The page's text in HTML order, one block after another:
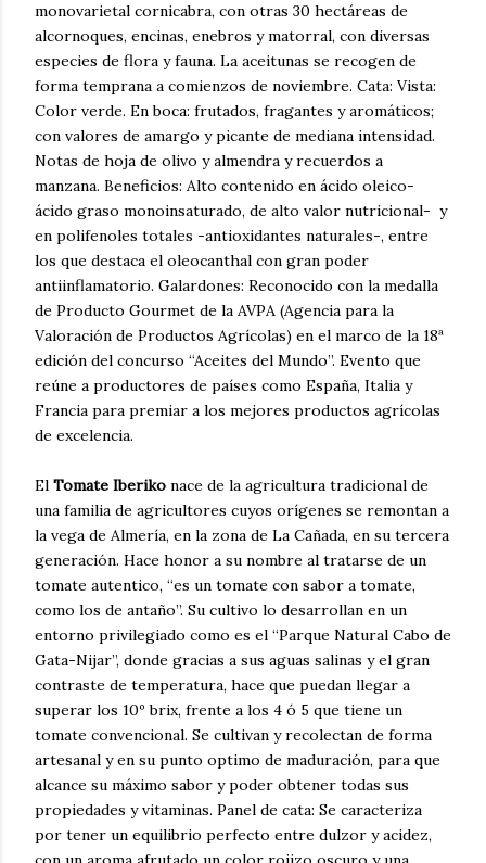
monovarietal cornicabra, con otras 30 hectáreas de
alcornoques, encinas, enebros y matorral, con diversas
especies de flora y fauna. La aceitunas se recogen de
forma temprana a comienzos de noviembre. Cata: Vista:
Color verde. En boca: frutados, fragantes y aromáticos;
con valores de amargo y picante de mediana intensidad.
Notas de hoja de olivo y almendra y recuerdos a
manzana. Beneficios: Alto contenido en ácido oleico-
ácido graso monoinsaturado, de alto valor nutricional- y
en polifenoles totales -antioxidantes naturales-, entre
los que destaca el oleocanthal con gran poder
antiinflamatorio. Galardones: Reconocido con la medalla
de Producto Gourmet de la AVPA (Agencia para la
Valoración de Productos Agrícolas) en el marco de la 18ª
edición del concurso “Aceites del Mundo”. Evento que
reúne a productores de países como España, Italia y
Francia para premiar a los mejores productos agrícolas
de excelencia.
El Tomate Iberiko nace de la agricultura tradicional de
una familia de agricultores cuyos orígenes se remontan a
la vega de Almería, en la zona de La Cañada, en su tercera
generación. Hace honor a su nombre al tratarse de un
tomate autentico, “es un tomate con sabor a tomate,
como los de antaño”. Su cultivo lo desarrollan en un
entorno privilegiado como es el “Parque Natural Cabo de
Gata-Nijar”, donde gracias a sus aguas salinas y el gran
contraste de temperatura, hace que puedan llegar a
superar los 10º brix, frente a los 4 ó 5 que tiene un
tomate convencional. Se cultivan y recolectan de forma
artesanal y en su punto optimo de maduración, para que
alcance su máximo sabor y poder obtener todas sus
propiedades y vitaminas. Panel de cata: Se caracteriza
por tener un equilibrio perfecto entre dulzor y acidez,